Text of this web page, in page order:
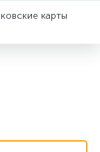
карты